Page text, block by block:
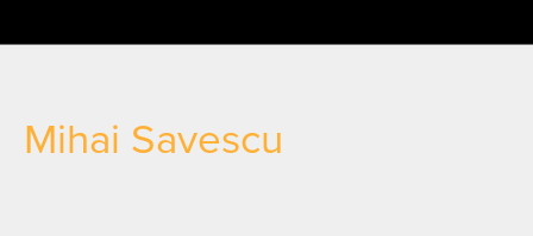
Mihai Savescu